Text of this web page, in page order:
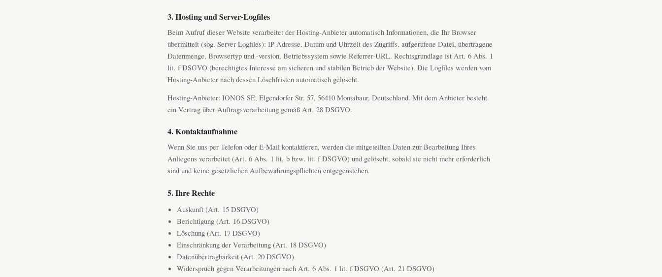
3. Hosting und Server-Logfiles
Beim Aufruf dieser Website verarbeitet der Hosting-Anbieter automatisch Informationen, die Ihr Browser
übermittelt (sog. Server-Logfiles): IP-Adresse, Datum und Uhrzeit des Zugriffs, aufgerufene Datei, übertragene
Datenmenge, Browsertyp und -version, Betriebssystem sowie Referrer-URL. Rechtsgrundlage ist Art. 6 Abs. 1
lit. f DSGVO (berechtigtes Interesse am sicheren und stabilen Betrieb der Website). Die Logfiles werden vom
Hosting-Anbieter nach dessen Löschfristen automatisch gelöscht.
Hosting-Anbieter: IONOS SE, Elgendorfer Str. 57, 56410 Montabaur, Deutschland. Mit dem Anbieter besteht
ein Vertrag über Auftragsverarbeitung gemäß Art. 28 DSGVO.
4. Kontaktaufnahme
Wenn Sie uns per Telefon oder E-Mail kontaktieren, werden die mitgeteilten Daten zur Bearbeitung Ihres
Anliegens verarbeitet (Art. 6 Abs. 1 lit. b bzw. lit. f DSGVO) und gelöscht, sobald sie nicht mehr erforderlich
sind und keine gesetzlichen Aufbewahrungspflichten entgegenstehen.
5. Ihre Rechte
Auskunft (Art. 15 DSGVO)
Berichtigung (Art. 16 DSGVO)
Löschung (Art. 17 DSGVO)
Einschränkung der Verarbeitung (Art. 18 DSGVO)
Datenübertragbarkeit (Art. 20 DSGVO)
Widerspruch gegen Verarbeitungen nach Art. 6 Abs. 1 lit. f DSGVO (Art. 21 DSGVO)